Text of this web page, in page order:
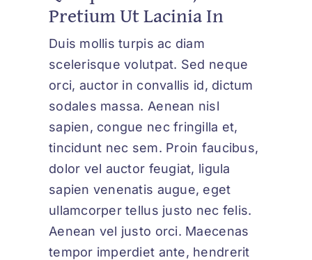
Pretium Ut Lacinia In
Duis mollis turpis ac diam
scelerisque volutpat. Sed neque
orci, auctor in convallis id, dictum
sodales massa. Aenean nisl
sapien, congue nec fringilla et,
tincidunt nec sem. Proin faucibus,
dolor vel auctor feugiat, ligula
sapien venenatis augue, eget
ullamcorper tellus justo nec felis.
Aenean vel justo orci. Maecenas
tempor imperdiet ante, hendrerit